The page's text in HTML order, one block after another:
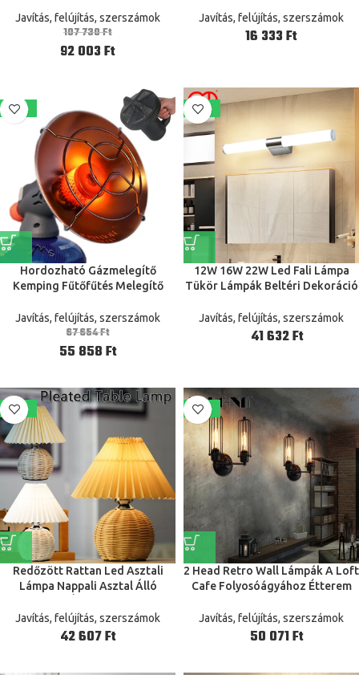
510
Javítás, felújítás, szerszámok
107 730Ft
92 003Ft
Rendszer
Javítás, felújítás, szerszámok
Ft
-17%
Hordozható Gázmelegítő
Kemping Fűtőfűtés Melegítő
Gázok Utazás Túrázás Sátor Téli
Fűtött
Javítás, felújítás, szerszámok
67 654Ft
55 858Ft
-22%
12W 16W 22W Led Fali Lámpa
Tükör Lámpák Beltéri Dekoráció
Öltöző Konyhai Ac85-265V
Javítás, felújítás, szerszámok
Ft
-22%
Redőzött Rattan Led Asztali
Lámpa Nappali Asztal Álló
Dekoráció Éjszakai Fény
Javítás, felújítás, szerszámok
Ft
-19%
2 Head Retro Wall Lámpák A Loft
Cafe Folyosóágyához Étterem
Világítás
Javítás, felújítás, szerszámok
Ft